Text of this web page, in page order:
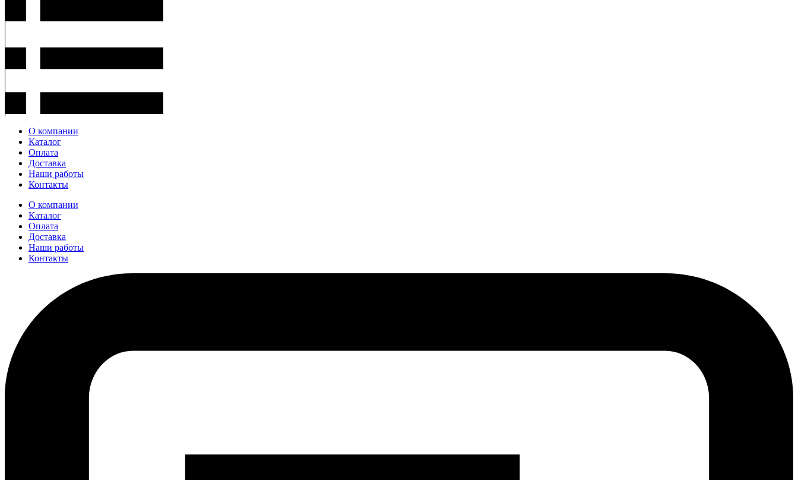
О компании
Каталог
Оплата
Доставка
Наши работы
Контакты
О компании
Каталог
Оплата
Доставка
Наши работы
Контакты